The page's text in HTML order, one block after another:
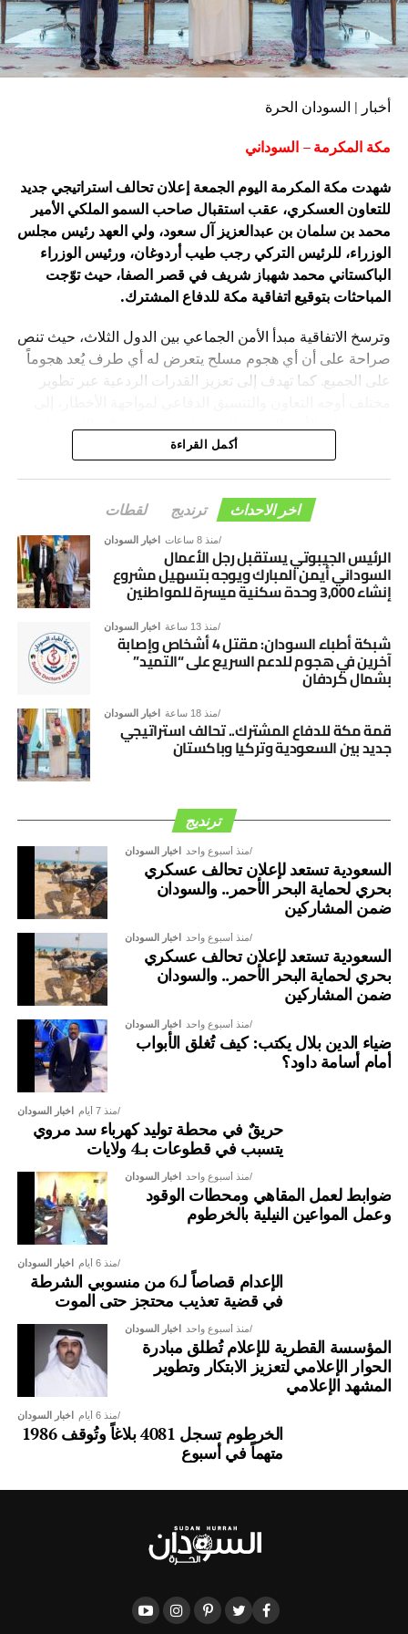
أخبار | السودان الحرة
مكة المكرمة – السوداني
شهدت مكة المكرمة اليوم الجمعة إعلان تحالف استراتيجي جديد
للتعاون العسكري، عقب استقبال صاحب السمو الملكي الأمير
محمد بن سلمان بن عبدالعزيز آل سعود، ولي العهد رئيس مجلس
الوزراء، للرئيس التركي رجب طيب أردوغان، ورئيس الوزراء
الباكستاني محمد شهباز شريف في قصر الصفا، حيث توّجت
المباحثات بتوقيع اتفاقية مكة للدفاع المشترك.
وترسخ الاتفاقية مبدأ الأمن الجماعي بين الدول الثلاث، حيث تنص
صراحة على أن أي هجوم مسلح يتعرض له أي طرف يُعد هجوماً
على الجميع. كما تهدف إلى تعزيز القدرات الردعية عبر تطوير
والسلام في المنطقة والعالم.أكمل القراءة
اخر الاحداث ترنديج لقطات
اخبار السودان منذ 8 ساعات
الرئيس الجيبوتي يستقبل رجل الأعمال
السوداني أيمن المبارك ويوجه بتسهيل مشروع
إنشاء 3,000 وحدة سكنية ميسرة للمواطنين
اخبار السودان منذ 13 ساعة
شبكة أطباء السودان: مقتل 4 أشخاص وإصابة
آخرين في هجوم للدعم السريع على “التميد”
بشمال كردفان
اخبار السودان منذ 18 ساعة
قمة مكة للدفاع المشترك.. تحالف استراتيجي
جديد بين السعودية وتركيا وباكستان
ترنديج
اخبار السودان منذ أسبوع واحد
السعودية تستعد لإعلان تحالف عسكري
بحري لحماية البحر الأحمر.. والسودان
ضمن المشاركين
اخبار السودان منذ أسبوع واحد
السعودية تستعد لإعلان تحالف عسكري
بحري لحماية البحر الأحمر.. والسودان
ضمن المشاركين
اخبار السودان منذ أسبوع واحد
ضياء الدين بلال يكتب: كيف تُغلق الأبواب
أمام أسامة داود؟
اخبار السودان منذ 7 أيام
حريقٌ في محطة توليد كهرباء سد مروي
يتسبب في قطوعات بـ4 ولايات
اخبار السودان منذ أسبوع واحد
ضوابط لعمل المقاهي ومحطات الوقود
وعمل المواعين النيلية بالخرطوم
اخبار السودان منذ 6 أيام
الإعدام قصاصاً لـ6 من منسوبي الشرطة
في قضية تعذيب محتجز حتى الموت
اخبار السودان منذ أسبوع واحد
المؤسسة القطرية للإعلام تُطلق مبادرة
الحوار الإعلامي لتعزيز الابتكار وتطوير
المشهد الإعلامي
اخبار السودان منذ 6 أيام
الخرطوم تسجل 4081 بلاغاً وتُوقف 1986
متهماً في أسبوع